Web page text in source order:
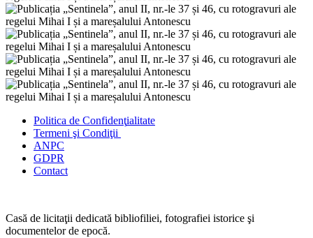
Politica de Confidenţialitate
Termeni şi Condiţii
ANPC
GDPR
Contact
Casă de licitaţii dedicată bibliofiliei, fotografiei istorice şi
documentelor de epocă.